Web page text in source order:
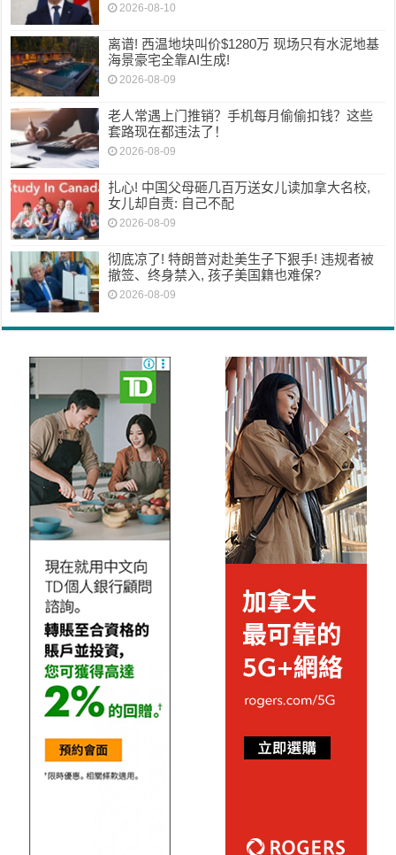
2026-08-10
离谱! 西温地块叫价$1280万 现场只有水泥地基
海景豪宅全靠AI生成!
2026-08-09
老人常遇上门推销？手机每月偷偷扣钱？这些
套路现在都违法了！
2026-08-09
扎心! 中国父母砸几百万送女儿读加拿大名校,
女儿却自责: 自己不配
2026-08-09
彻底凉了! 特朗普对赴美生子下狠手! 违规者被
撤签、终身禁入, 孩子美国籍也难保?
2026-08-09